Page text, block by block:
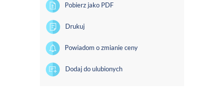
Pobierz jako PDF
Drukuj
Powiadom o zmianie ceny
Dodaj do ulubionych